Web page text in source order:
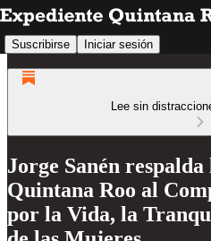
Suscribirse Iniciar sesión
Lee sin
Jorge Sanén respalda
Quintana Roo al
por la Vida, la